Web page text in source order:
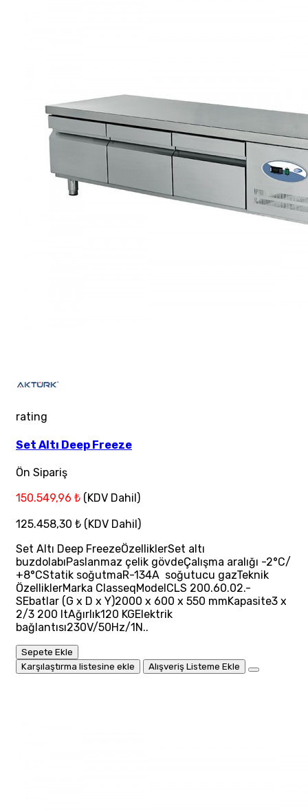
rating
Set Altı Deep Freeze
Ön Sipariş
150.549,96 ₺ (KDV Dahil)
125.458,30 ₺ (KDV Dahil)
Set Altı Deep FreezeÖzelliklerSet altı
buzdolabıPaslanmaz çelik gövdeÇalışma aralığı -2°C/
+8°CStatik soğutmaR-134A soğutucu gazTeknik
ÖzelliklerMarka ClasseqModelCLS 200.60.02.-
SEbatlar (G x D x Y)2000 x 600 x 550 mmKapasite3 x
2/3 200 ltAğırlık120 KGElektrik
bağlantısı230V/50Hz/1N..
Sepete Ekle
Karşılaştırma listesine ekle
Alışveriş Listeme Ekle